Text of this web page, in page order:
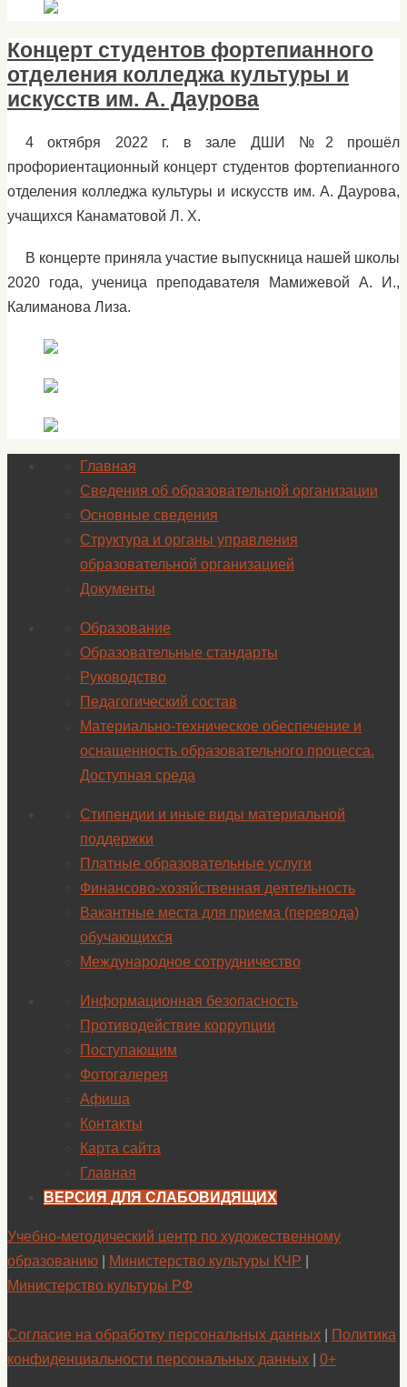
Концерт студентов фортепианного
отделения колледжа культуры и
искусств им. А. Даурова
4 октября 2022 г. в зале ДШИ №2 прошёл
профориентационный концерт студентов фортепианного
отделения колледжа культуры и искусств им. А. Даурова,
учащихся Канаматовой Л. Х.
В концерте приняла участие выпускница нашей школы
2020 года, ученица преподавателя Мамижевой А. И.,
Калиманова Лиза.
Главная
Сведения об образовательной организации
Основные сведения
Структура и органы управления
образовательной организацией
Документы
Образование
Образовательные стандарты
Руководство
Педагогический состав
Материально-техническое обеспечение и
оснащенность образовательного процесса.
Доступная среда
Стипендии и иные виды материальной
поддержки
Платные образовательные услуги
Финансово-хозяйственная деятельность
Вакантные места для приема (перевода)
обучающихся
Международное сотрудничество
Информационная безопасность
Противодействие коррупции
Поступающим
Фотогалерея
Афиша
Контакты
Карта сайта
Главная
ВЕРСИЯ ДЛЯ СЛАБОВИДЯЩИХ
Учебно-методический центр по художественному
образованию
Министерство культуры КЧР
Министерство культуры РФ
Согласие на обработку персональных данных
Политика
конфиденциальности персональных данных
0+